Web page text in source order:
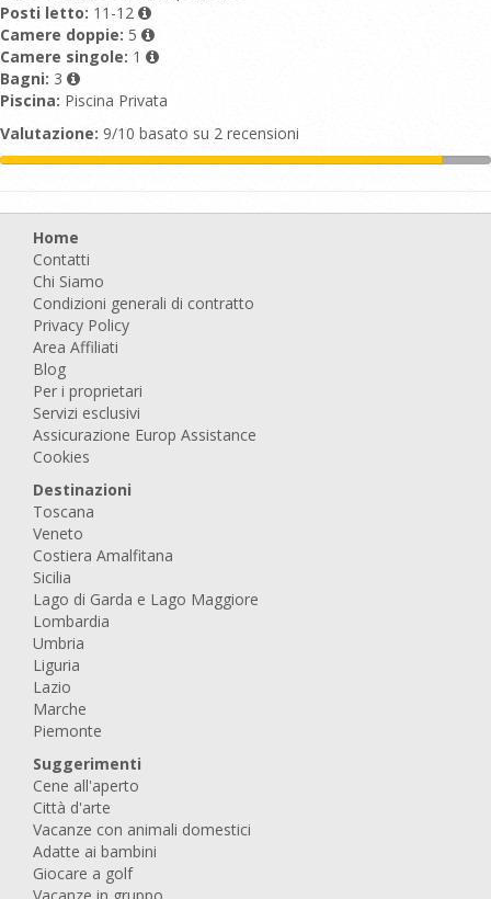
Posti letto: 11-12
Camere doppie: 5
Camere singole: 1
Bagni: 3
Piscina: Piscina Privata
Valutazione: 9/10 basato su 2 recensioni
Home
Contatti
Chi Siamo
Condizioni generali di contratto
Privacy Policy
Area Affiliati
Blog
Per i proprietari
Servizi esclusivi
Assicurazione Europ Assistance
Cookies
Destinazioni
Toscana
Veneto
Costiera Amalfitana
Sicilia
Lago di Garda e Lago Maggiore
Lombardia
Umbria
Liguria
Lazio
Marche
Piemonte
Suggerimenti
Cene all'aperto
Città d'arte
Vacanze con animali domestici
Adatte ai bambini
Giocare a golf
Vacanze in gruppo